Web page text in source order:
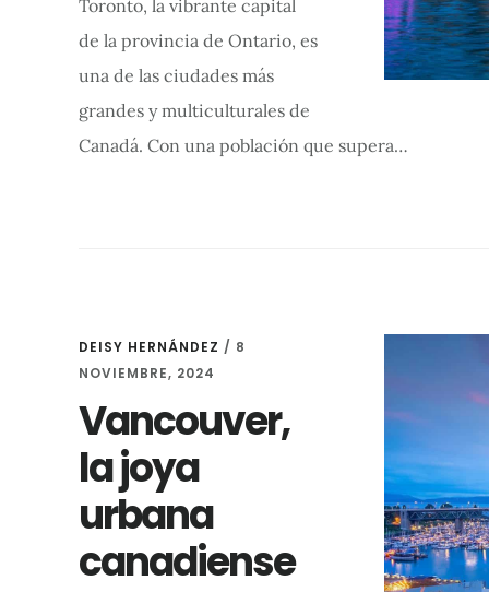
Toronto, la vibrante capital
de la provincia de Ontario, es
una de las ciudades más
grandes y multiculturales de
Canadá. Con una población que supera…
DEISY HERNÁNDEZ / 8
NOVIEMBRE, 2024
Vancouver,
la joya
urbana
canadiense